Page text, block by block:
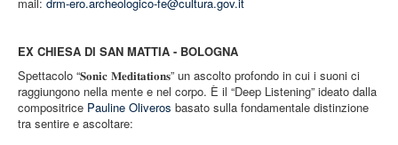
EX CHIESA DI SAN MATTIA - BOLOGNA
Spettacolo “𝐒𝐨𝐧𝐢𝐜 𝐌𝐞𝐝𝐢𝐭𝐚𝐭𝐢𝐨𝐧𝐬” un ascolto profondo in cui i suoni ci
raggiungono nella mente e nel corpo. È il “Deep Listening” ideato dalla
compositrice Pauline Oliveros basato sulla fondamentale distinzione
tra sentire e ascoltare: